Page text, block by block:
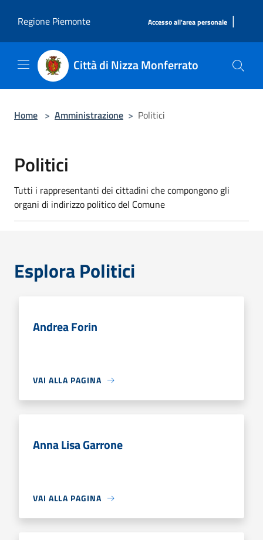
Regione Piemonte
Accesso all'area personale |
Città di Nizza Monferrato
Home > Amministrazione > Politici
Politici
Tutti i rappresentanti dei cittadini che compongono gli
organi di indirizzo politico del Comune
Esplora Politici
Andrea Forin
VAI ALLA PAGINA
Anna Lisa Garrone
VAI ALLA PAGINA